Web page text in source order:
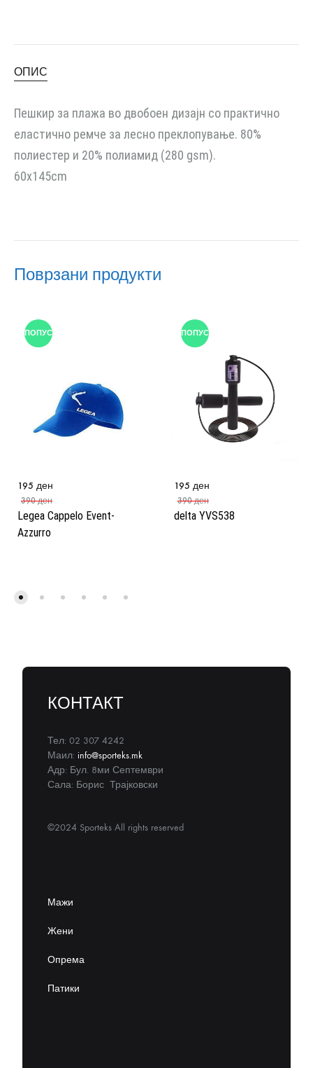
ОПИС
Пешкир за плажа во двобоен дизајн со практично
еластично ремче за лесно преклопување. 80%
полиестер и 20% полиамид (280 gsm).
60x145cm
Поврзани продукти
ПОПУСТ
Legea Cappelo Event-
Azzurro
195 ден
390ден
ПОПУСТ
delta YVS538
195 ден
390ден
КОНТАКТ
Тел: 02 307 4242
Маил: info@sporteks.mk
Адр: Бул. 8ми Септември
Сала: Борис Трајковски
©2024 Sporteks All rights reserved
Мажи
Жени
Опрема
Патики